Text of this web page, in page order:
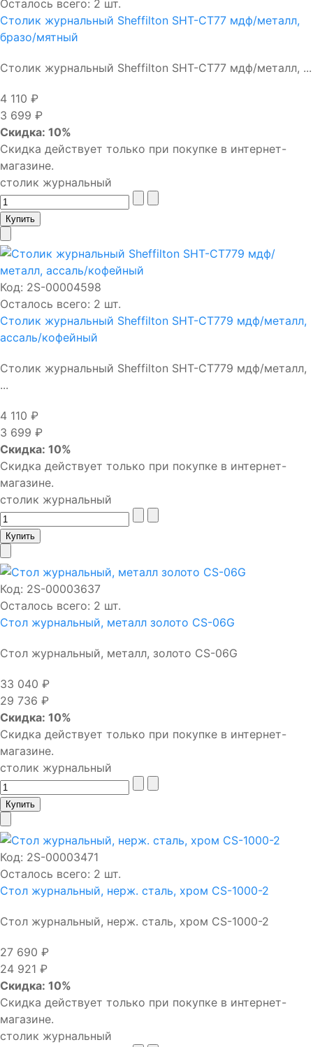
Осталось всего: 2 шт.
Столик журнальный Sheffilton SHT-CT77 мдф/металл,
бразо/мятный
Столик журнальный Sheffilton SHT-CT77 мдф/металл, ...
4 110 ₽
3 699 ₽
Скидка: 10%
Скидка действует только при покупке в интернет-
магазине.
столик журнальный
Код: 2S-00004598
Осталось всего: 2 шт.
Столик журнальный Sheffilton SHT-CT779 мдф/металл,
ассаль/кофейный
Столик журнальный Sheffilton SHT-CT779 мдф/металл,
...
4 110 ₽
3 699 ₽
Скидка: 10%
Скидка действует только при покупке в интернет-
магазине.
столик журнальный
Код: 2S-00003637
Осталось всего: 2 шт.
Стол журнальный, металл золото CS-06G
Стол журнальный, металл, золото CS-06G
33 040 ₽
29 736 ₽
Скидка: 10%
Скидка действует только при покупке в интернет-
магазине.
столик журнальный
Код: 2S-00003471
Осталось всего: 2 шт.
Стол журнальный, нерж. сталь, хром CS-1000-2
Стол журнальный, нерж. сталь, хром CS-1000-2
27 690 ₽
24 921 ₽
Скидка: 10%
Скидка действует только при покупке в интернет-
магазине.
столик журнальный